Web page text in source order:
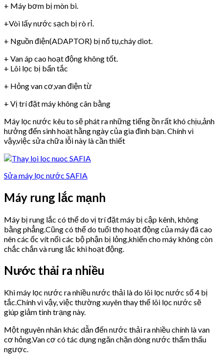
+ Máy bơm bị mòn bi.
+Vòi lấy nước sạch bị rò rỉ.
+ Nguồn điện(ADAPTOR) bị nổ tụ,cháy diot.
+ Van áp cao hoạt động không tốt.
+ Lõi lọc bị bẩn tắc
+ Hỏng van cơ,van điện từ
+ Vị trí đặt máy không cân bằng
Máy lọc nước kêu to sẽ phát ra những tiếng ồn rất khó chịu,ảnh
hưởng đến sinh hoạt hằng ngày của gia đình bạn. Chính vì
vậy,việc sửa chữa lỗi này là cần thiết
Sửa máy lọc nước SAFIA
Máy rung lắc mạnh
Máy bị rung lắc có thể do vị trí đặt máy bị cập kênh, không
bằng phẳng.Cũng có thể do tuổi thọ hoạt động của máy đã cao
nên các ốc vít nối các bộ phận bị lỏng,khiến cho máy không còn
chắc chắn và rung lắc khi hoạt động.
Nước thải ra nhiều
Khi máy lọc nước ra nhiều nước thải là do lõi lọc nước số 4 bị
tắc.Chính vì vậy, việc thường xuyên thay thế lõi lọc nước sẽ
giúp giảm tình trạng này.
Một nguyên nhân khác dẫn đến nước thải ra nhiều chính là van
cơ hỏng.Van cơ có tác dụng ngăn chặn dòng nước thẩm thấu
ngược.